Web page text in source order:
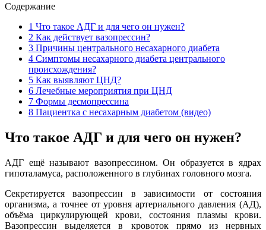
Содержание
1 Что такое АДГ и для чего он нужен?
2 Как действует вазопрессин?
3 Причины центрального несахарного диабета
4 Симптомы несахарного диабета центрального
происхождения?
5 Как выявляют ЦНД?
6 Лечебные мероприятия при ЦНД
7 Формы десмопрессина
8 Пациентка с несахарным диабетом (видео)
Что такое АДГ и для чего он нужен?
АДГ ещё называют вазопрессином. Он образуется в ядрах
гипоталамуса, расположенного в глубинах головного мозга.
Секретируется вазопрессин в зависимости от состояния
организма, а точнее от уровня артериального давления (АД),
объёма циркулирующей крови, состояния плазмы крови.
Вазопрессин выделяется в кровоток прямо из нервных